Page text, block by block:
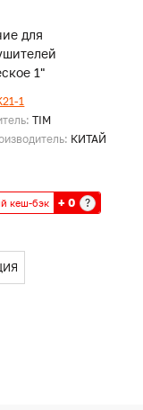
для
1"
1
TIM
КИТАЙ
кеш-бэк + 0 ?